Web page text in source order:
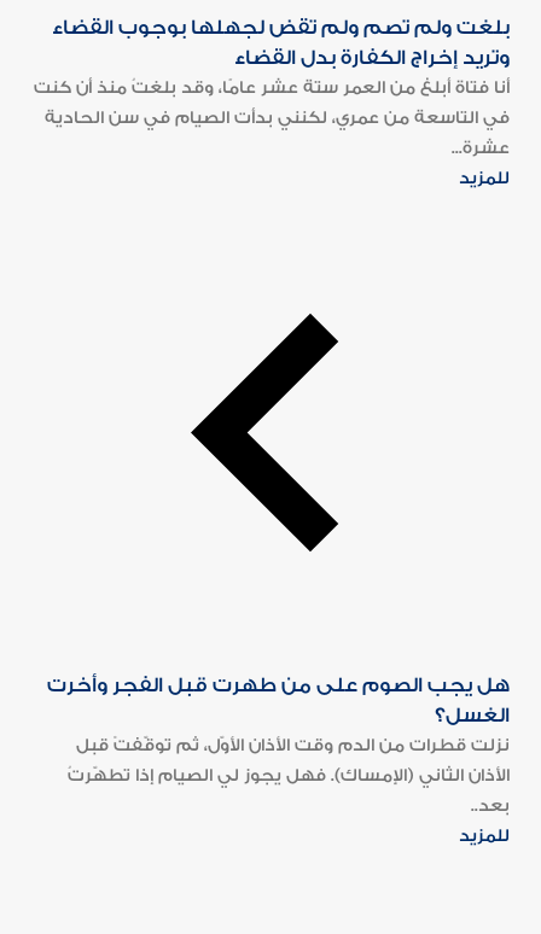
بلغت ولم تصم ولم تقض لجهلها بوجوب القضاء
وتريد إخراج الكفارة بدل القضاء
أنا فتاة أبلغ من العمر ستة عشر عامًا، وقد بلغتُ منذ أن كنت
في التاسعة من عمري، لكنني بدأت الصيام في سن الحادية
عشرة...
للمزيد
هل يجب الصوم على من طهرت قبل الفجر وأخرت
الغسل؟
نزلت قطرات من الدم وقت الأذان الأوّل، ثم توقّفتْ قبل
الأذان الثاني (الإمساك). فهل يجوز لي الصيام إذا تطهّرتُ
بعد..
للمزيد